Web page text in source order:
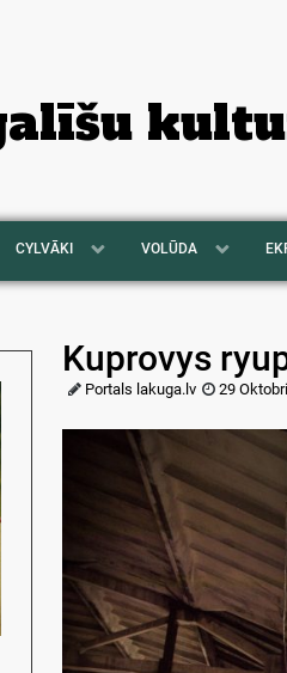
CYLVĀKI VOLŪDA
Kuprovys
Portals lakuga.lv 29